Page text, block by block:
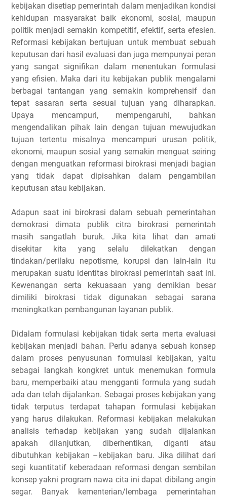
kebijakan disetiap pemerintah dalam menjadikan kondisi
kehidupan masyarakat baik ekonomi, sosial, maupun
politik menjadi semakin kompetitif, efektif, serta efesien.
Reformasi kebijakan bertujuan untuk membuat sebuah
keputusan dari hasil evaluasi dan juga mempunyai peran
yang sangat signifikan dalam menentukan formulasi
yang efisien. Maka dari itu kebijakan publik mengalami
berbagai tantangan yang semakin komprehensif dan
tepat sasaran serta sesuai tujuan yang diharapkan.
Upaya mencampuri, mempengaruhi, bahkan
mengendalikan pihak lain dengan tujuan mewujudkan
tujuan tertentu misalnya mencampuri urusan politik,
ekonomi, maupun sosial yang semakin menguat seiring
dengan menguatkan reformasi birokrasi menjadi bagian
yang tidak dapat dipisahkan dalam pengambilan
keputusan atau kebijakan.
Adapun saat ini birokrasi dalam sebuah pemerintahan
demokrasi dimata publik citra birokrasi pemerintah
masih sangatlah buruk. Jika kita lihat dan amati
disekitar kita yang selalu dilekatkan dengan
tindakan/perilaku nepotisme, korupsi dan lain-lain itu
merupakan suatu identitas birokrasi pemerintah saat ini.
Kewenangan serta kekuasaan yang demikian besar
dimiliki birokrasi tidak digunakan sebagai sarana
meningkatkan pembangunan layanan publik.
Didalam formulasi kebijakan tidak serta merta evaluasi
kebijakan menjadi bahan. Perlu adanya sebuah konsep
dalam proses penyusunan formulasi kebijakan, yaitu
sebagai langkah kongkret untuk menemukan formula
baru, memperbaiki atau mengganti formula yang sudah
ada dan telah dijalankan. Sebagai proses kebijakan yang
tidak terputus terdapat tahapan formulasi kebijakan
yang harus dilakukan. Reformasi kebijakan melakukan
analisis terhadap kebijakan yang sudah dijalankan
apakah dilanjutkan, diberhentikan, diganti atau
dibutuhkan kebijakan –kebijakan baru. Jika dilihat dari
segi kuantitatif keberadaan reformasi dengan sembilan
konsep yakni program nawa cita ini dapat dibilang angin
segar. Banyak kementerian/lembaga pemerintahan